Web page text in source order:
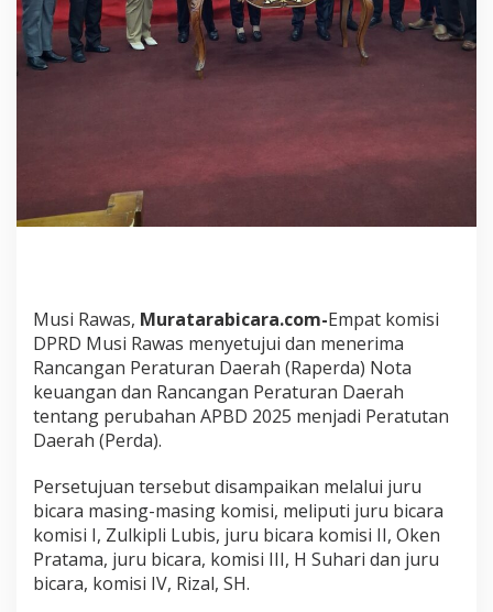
t
a
n
g
a
d
a
n
R
a
n
n
g
a
n
P
e
Musi Rawas, Muratarabicara.com-Empat komisi
DPRD Musi Rawas menyetujui dan menerima
Rancangan Peraturan Daerah (Raperda) Nota
keuangan dan Rancangan Peraturan Daerah
tentang perubahan APBD 2025 menjadi Peratutan
Daerah (Perda).
Persetujuan tersebut disampaikan melalui juru
bicara masing-masing komisi, meliputi juru bicara
komisi I, Zulkipli Lubis, juru bicara komisi II, Oken
Pratama, juru bicara, komisi III, H Suhari dan juru
bicara, komisi IV, Rizal, SH.